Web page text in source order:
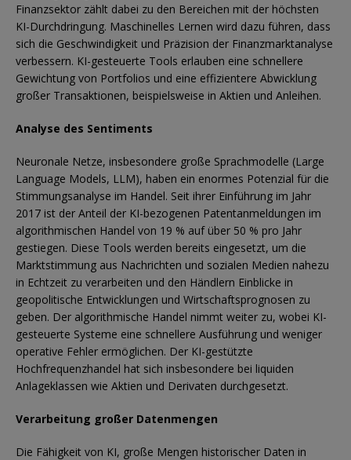
Finanzsektor zählt dabei zu den Bereichen mit der höchsten
KI-Durchdringung. Maschinelles Lernen wird dazu führen, dass
sich die Geschwindigkeit und Präzision der Finanzmarktanalyse
verbessern. KI-gesteuerte Tools erlauben eine schnellere
Gewichtung von Portfolios und eine effizientere Abwicklung
großer Transaktionen, beispielsweise in Aktien und Anleihen.
Analyse des Sentiments
Neuronale Netze, insbesondere große Sprachmodelle (Large
Language Models, LLM), haben ein enormes Potenzial für die
Stimmungsanalyse im Handel. Seit ihrer Einführung im Jahr
2017 ist der Anteil der KI-bezogenen Patentanmeldungen im
algorithmischen Handel von 19 % auf über 50 % pro Jahr
gestiegen. Diese Tools werden bereits eingesetzt, um die
Marktstimmung aus Nachrichten und sozialen Medien nahezu
in Echtzeit zu verarbeiten und den Händlern Einblicke in
geopolitische Entwicklungen und Wirtschaftsprognosen zu
geben. Der algorithmische Handel nimmt weiter zu, wobei KI-
gesteuerte Systeme eine schnellere Ausführung und weniger
operative Fehler ermöglichen. Der KI-gestützte
Hochfrequenzhandel hat sich insbesondere bei liquiden
Anlageklassen wie Aktien und Derivaten durchgesetzt.
Verarbeitung großer Datenmengen
Die Fähigkeit von KI, große Mengen historischer Daten in